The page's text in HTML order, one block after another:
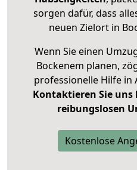
sorgen dafür, dass
neuen Zielort in
Wenn Sie einen
Bockenem planen,
professionelle Hilfe in
Kontaktieren Sie uns
reibungslosen
Kostenlose